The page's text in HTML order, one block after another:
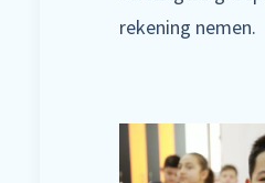
rekening nemen.